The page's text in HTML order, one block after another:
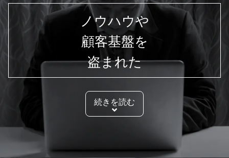
ノウハウや
顧客基盤を
盗まれた
続きを読む